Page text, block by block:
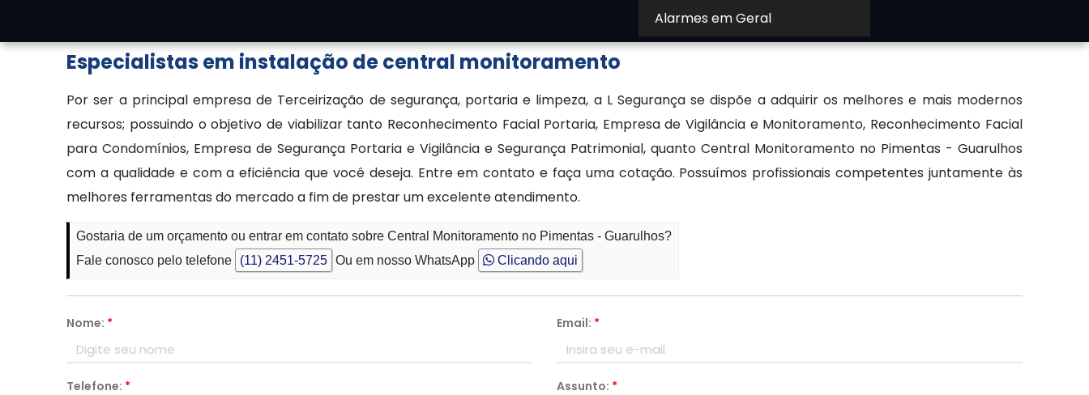
Alarmes em Geral
Especialistas em instalação de central monitoramento
Por ser a principal empresa de Terceirização de segurança, portaria e limpeza, a L Segurança se dispõe a adquirir os melhores e mais modernos
recursos; possuindo o objetivo de viabilizar tanto Reconhecimento Facial Portaria, Empresa de Vigilância e Monitoramento, Reconhecimento Facial
para Condomínios, Empresa de Segurança Portaria e Vigilância e Segurança Patrimonial, quanto Central Monitoramento no Pimentas - Guarulhos
com a qualidade e com a eficiência que você deseja. Entre em contato e faça uma cotação. Possuímos profissionais competentes juntamente às
melhores ferramentas do mercado a fim de prestar um excelente atendimento.
Gostaria de um orçamento ou entrar em contato sobre Central Monitoramento no Pimentas - Guarulhos?
Fale conosco pelo telefone
(11) 2451-5725 Ou em nosso WhatsApp Clicando aqui
Nome: * Email: *
Telefone: * Assunto: *